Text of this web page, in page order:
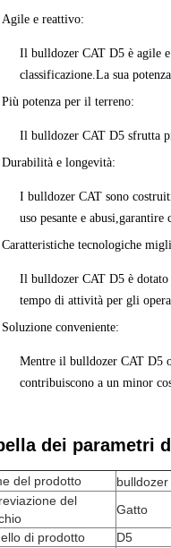
Agile e reattivo:
Il bulldozer CAT D5 è agile
classificazione.La sua
Più potenza per il terreno:
Il bulldozer CAT D5 sfrutta
Durabilità e longevità:
I bulldozer CAT sono
uso pesante e
Caratteristiche tecnologiche
Il bulldozer CAT D5 è dotato
tempo di attività per gli
Soluzione conveniente:
Mentre il bulldozer CAT D5
contribuiscono a un minor
dei parametri
del prodotto
bulldozer
del
Gatto
di prodotto
D5